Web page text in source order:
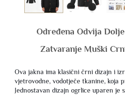
Određena Odvija
Zatvaranje Muški
Ova jakna ima klasični črni dizajn i
vjetrovodne, vodotječe tkanine, koja
Jednostavan dizajn ogrlice uparen je